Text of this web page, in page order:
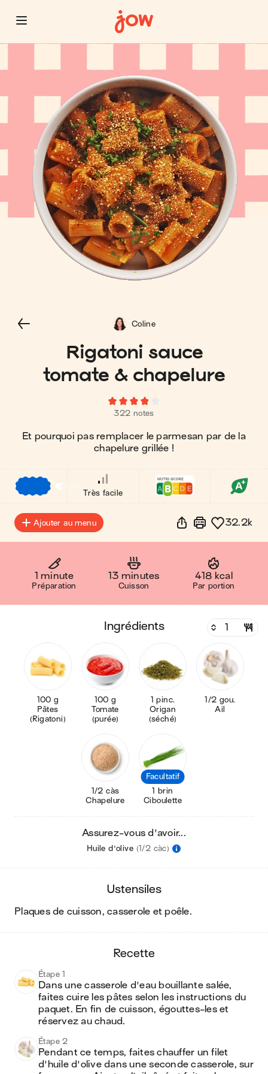
Rigatoni sauce
tomate & chapelure
322 notes
Et pourquoi pas remplacer le parmesan par de la
chapelure grillée !
Coline
€
Très facile
Ajouter au menu 32.2k
1 minute
Préparation
13 minutes
Cuisson
418 kcal
Par portion
ingrédients
100 g
Pâtes
(Rigatoni)
100 g
Tomate
(purée)
1 pinc.
Origan
(séché)
1/2 gou.
Ail
1/2 càs
Chapelure
Facultatif
1 brin
Ciboulette
Assurez-vous d'avoir...
Huile d'olive (1/2 càc)
ustensiles
plaques de cuisson, casserole et poêle.
recette
Étape 1
Dans une casserole d'eau bouillante salée,
faites cuire les pâtes selon les instructions du
paquet. En fin de cuisson, égouttes-les et
réservez au chaud.
Étape 2
Pendant ce temps, faites chauffer un filet
d'huile d'olive dans une seconde casserole, sur